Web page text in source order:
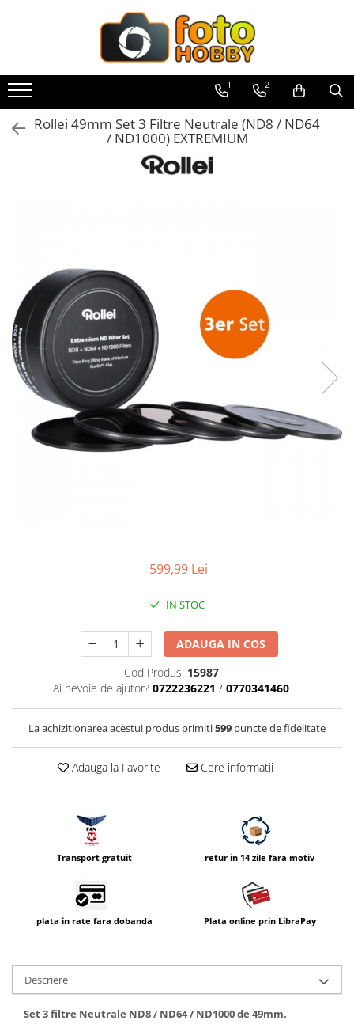
Aparate Foto
Aparate Foto Mirrorless
Aparate Foto DSLR
Obiective Mirorless
Obiective DSLR
Huse si tocuri protectie obiective
Obiective Cinematice
Parasolare
Teleconvertoare
Adaptoare montura / baioneta
Capace obiectiv si camera
Convertoare pe filet foto video
Curatare si intretinere
Blitz-uri TTL - Dedicate
Adaptoare stativ port umbrela si
Cabluri si Patine Sincron
Alimentare auxiliara blitz
Protectie patina apa, ploaie
Bounce-uri, Softbox-uri
Bracket-uri si suporti
1 2
Rollei 49mm Set 3 Filtre Neutrale (ND8 / ND64
/ ND1000) EXTREMIUM
599,99 Lei
IN STOC
ADAUGA IN COS
Cod Produs: 15987
Ai nevoie de ajutor? 0722236221 / 0770341460
La achizitionarea acestui produs primiti599 puncte de fidelitate
Adauga la Favorite Cere informatii
Transport gratuit retur in 14 zile fara motiv
plata in rate fara dobanda Plata online prin LibraPay
Descriere
Set 3 filtre Neutrale ND8 / ND64 / ND1000 de 49mm.